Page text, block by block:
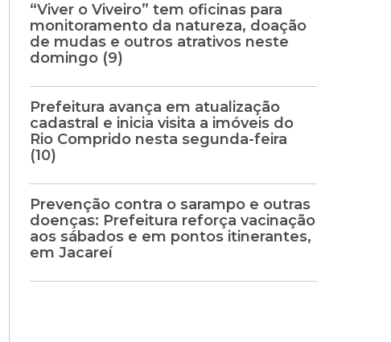
“Viver o Viveiro” tem oficinas para
monitoramento da natureza, doação
de mudas e outros atrativos neste
domingo (9)
Prefeitura avança em atualização
cadastral e inicia visita a imóveis do
Rio Comprido nesta segunda-feira
(10)
Prevenção contra o sarampo e outras
doenças: Prefeitura reforça vacinação
aos sábados e em pontos itinerantes,
em Jacareí